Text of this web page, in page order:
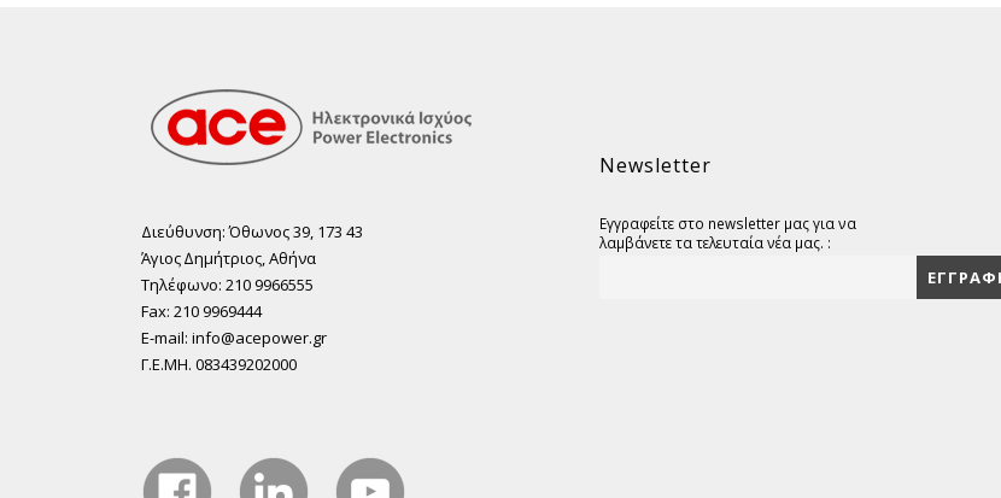
Διεύθυνση: Όθωνος 39, 173 43
Άγιος ∆ηµήτριος, Αθήνα
Τηλέφωνο: 210 9966555
Fax: 210 9969444
E-mail: info@acepower.gr
Γ.Ε.ΜΗ. 083439202000
Newsletter
Εγγραφείτε στο newsletter μας για να
λαμβάνετε τα τελευταία νέα μας. :